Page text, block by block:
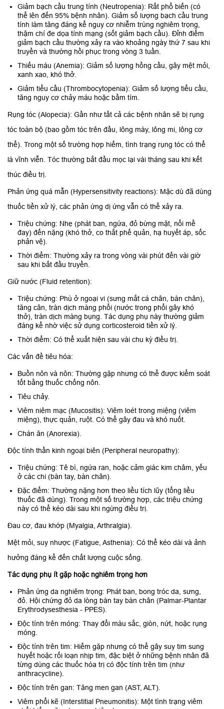
Giảm bạch cầu trung tính (Neutropenia): Rất phổ biến (có
thể lên đến 95% bệnh nhân). Giảm số lượng bạch cầu trung
tính làm tăng đáng kể nguy cơ nhiễm trùng nghiêm trọng,
thậm chí đe dọa tính mạng (sốt giảm bạch cầu). Đỉnh điểm
giảm bạch cầu thường xảy ra vào khoảng ngày thứ 7 sau khi
truyền và thường hồi phục trong vòng 3 tuần.
Thiếu máu (Anemia): Giảm số lượng hồng cầu, gây mệt mỏi,
xanh xao, khó thở.
Giảm tiểu cầu (Thrombocytopenia): Giảm số lượng tiểu cầu,
tăng nguy cơ chảy máu hoặc bầm tím.
Rụng tóc (Alopecia): Gần như tất cả các bệnh nhân sẽ bị rụng
tóc toàn bộ (bao gồm tóc trên đầu, lông mày, lông mi, lông cơ
thể). Trong một số trường hợp hiếm, tình trạng rụng tóc có thể
là vĩnh viễn. Tóc thường bắt đầu mọc lại vài tháng sau khi kết
thúc điều trị.
Phản ứng quá mẫn (Hypersensitivity reactions): Mặc dù đã dùng
thuốc tiền xử lý, các phản ứng dị ứng vẫn có thể xảy ra.
Triệu chứng: Nhẹ (phát ban, ngứa, đỏ bừng mặt, nổi mề
đay) đến nặng (khó thở, co thắt phế quản, hạ huyết áp, sốc
phản vệ).
Thời điểm: Thường xảy ra trong vòng vài phút đến vài giờ
sau khi bắt đầu truyền.
Giữ nước (Fluid retention):
Triệu chứng: Phù ở ngoại vi (sưng mắt cá chân, bàn chân),
tăng cân, tràn dịch màng phổi (nước trong phổi gây khó
thở), tràn dịch màng bụng. Tác dụng phụ này thường giảm
đáng kể nhờ việc sử dụng corticosteroid tiền xử lý.
Thời điểm: Có thể xuất hiện sau vài chu kỳ điều trị.
Các vấn đề tiêu hóa:
Buồn nôn và nôn: Thường gặp nhưng có thể được kiểm soát
tốt bằng thuốc chống nôn.
Tiêu chảy.
Viêm niêm mạc (Mucositis): Viêm loét trong miệng (viêm
miệng), thực quản, ruột. Có thể gây đau và khó nuốt.
Chán ăn (Anorexia).
Độc tính thần kinh ngoại biên (Peripheral neuropathy):
Triệu chứng: Tê bì, ngứa ran, hoặc cảm giác kim châm, yếu
ở các chi (bàn tay, bàn chân).
Đặc điểm: Thường nặng hơn theo liều tích lũy (tổng liều
thuốc đã dùng). Trong một số trường hợp, các triệu chứng
này có thể kéo dài sau khi ngừng điều trị.
Đau cơ, đau khớp (Myalgia, Arthralgia).
Mệt mỏi, suy nhược (Fatigue, Asthenia): Có thể kéo dài và ảnh
hưởng đáng kể đến chất lượng cuộc sống.
Tác dụng phụ ít gặp hoặc nghiêm trọng hơn
Phản ứng da nghiêm trọng: Phát ban, bong tróc da, sưng,
đỏ. Hội chứng đỏ da lòng bàn tay bàn chân (Palmar-Plantar
Erythrodysesthesia - PPES).
Độc tính trên móng: Thay đổi màu sắc, giòn, nứt, hoặc rụng
móng.
Độc tính trên tim: Hiếm gặp nhưng có thể gây suy tim sung
huyết hoặc rối loạn nhịp tim, đặc biệt ở những bệnh nhân đã
từng dùng các thuốc hóa trị có độc tính trên tim (như
anthracycline).
Độc tính trên gan: Tăng men gan (AST, ALT).
Viêm phổi kẽ (Interstitial Pneumonitis): Một tình trạng viêm